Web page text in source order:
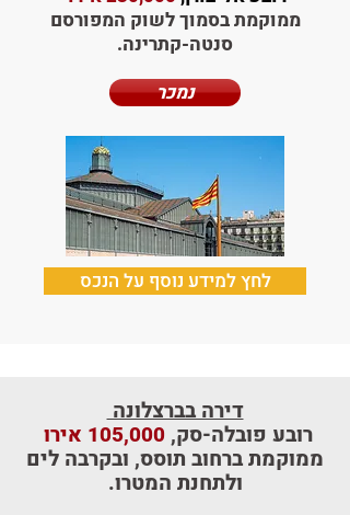
ממוקמת בסמוך לשוק המפורסם
סנטה-קתרינה.
נמכר
לחץ למידע נוסף על הנכס
דירה בברצלונה
רובע פובלה-סק,105,000 אירו
ממוקמת ברחוב תוסס, ובקרבה לים
ולתחנת המטרו.